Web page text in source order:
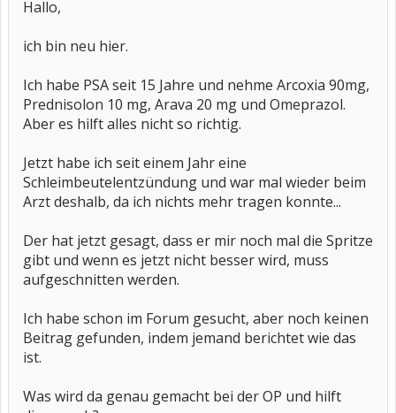
Hallo,
ich bin neu hier.
Ich habe PSA seit 15 Jahre und nehme Arcoxia 90mg,
Prednisolon 10 mg, Arava 20 mg und Omeprazol.
Aber es hilft alles nicht so richtig.
Jetzt habe ich seit einem Jahr eine
Schleimbeutelentzündung und war mal wieder beim
Arzt deshalb, da ich nichts mehr tragen konnte...
Der hat jetzt gesagt, dass er mir noch mal die Spritze
gibt und wenn es jetzt nicht besser wird, muss
aufgeschnitten werden.
Ich habe schon im Forum gesucht, aber noch keinen
Beitrag gefunden, indem jemand berichtet wie das
ist.
Was wird da genau gemacht bei der OP und hilft